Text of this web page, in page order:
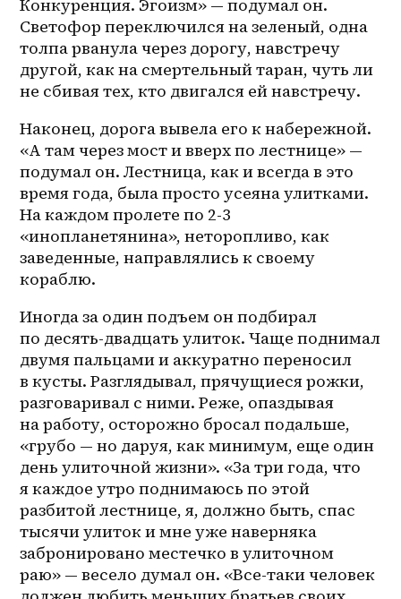
Конкуренция. Эгоизм» — подумал он.
Светофор переключился на зеленый, одна
толпа рванула через дорогу, навстречу
другой, как на смертельный таран, чуть ли
не сбивая тех, кто двигался ей навстречу.
Наконец, дорога вывела его к набережной.
«А там через мост и вверх по лестнице» —
подумал он. Лестница, как и всегда в это
время года, была просто усеяна улитками.
На каждом пролете по 2-3
«инопланетянина», неторопливо, как
заведенные, направлялись к своему
кораблю.
Иногда за один подъем он подбирал
по десять-двадцать улиток. Чаще поднимал
двумя пальцами и аккуратно переносил
в кусты. Разглядывал, прячущиеся рожки,
разговаривал с ними. Реже, опаздывая
на работу, осторожно бросал подальше,
«грубо — но даруя, как минимум, еще один
день улиточной жизни». «За три года, что
я каждое утро поднимаюсь по этой
разбитой лестнице, я, должно быть, спас
тысячи улиток и мне уже наверняка
забронировано местечко в улиточном
раю» — весело думал он. «Все-таки человек